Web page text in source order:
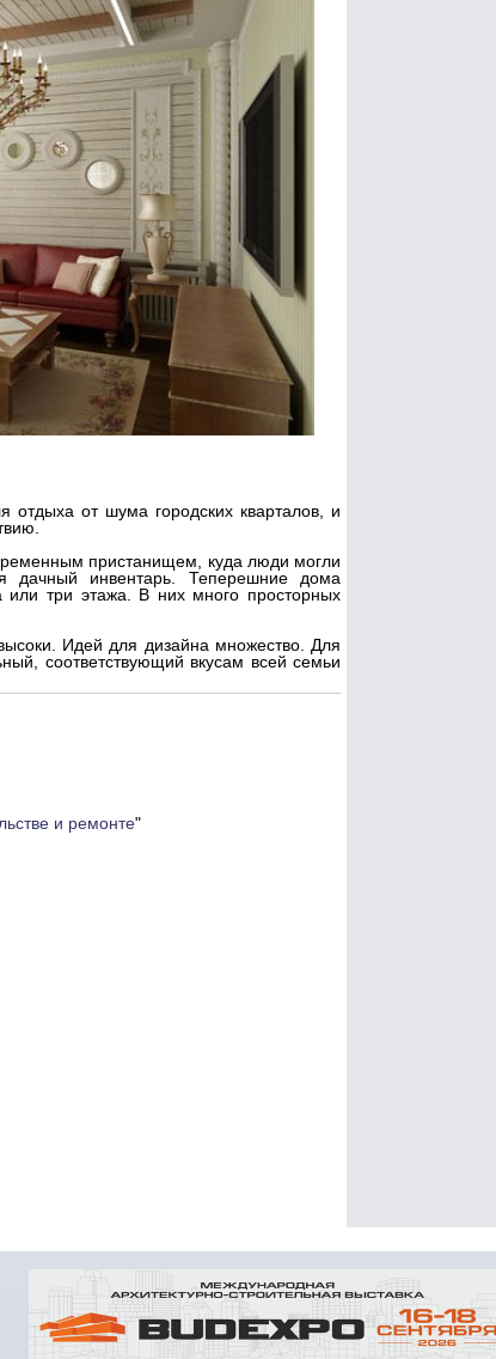
отдыха от шума городских кварталов, и
пристанищем, куда люди могли
дачный инвентарь. Теперешние дома
три этажа. В них много просторных
Идей для дизайна множество. Для
соответствующий вкусам всей семьи
и ремонте"